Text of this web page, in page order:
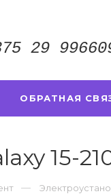
29
ОБРАТНАЯ
15-